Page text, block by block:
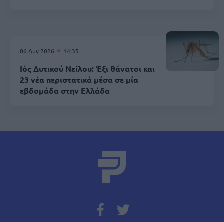
06 Αυγ 2026 14:35
Ιός Δυτικού Νείλου: Έξι θάνατοι και
23 νέα περιστατικά μέσα σε μία
εβδομάδα στην Ελλάδα